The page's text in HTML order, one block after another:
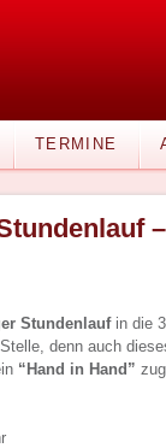
TERMINE
Stundenlaufin die
denn auch
“Hand in Hand”